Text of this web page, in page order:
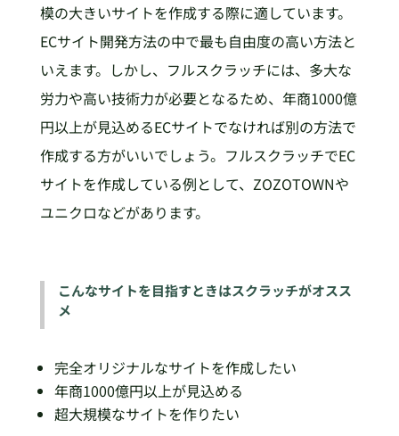
模の大きいサイトを作成する際に適しています。
ECサイト開発方法の中で最も自由度の高い方法と
いえます。しかし、フルスクラッチには、多大な
労力や高い技術力が必要となるため、年商1000億
円以上が見込めるECサイトでなければ別の方法で
作成する方がいいでしょう。フルスクラッチでEC
サイトを作成している例として、ZOZOTOWNや
ユニクロなどがあります。
こんなサイトを目指すときはスクラッチがオスス
メ
完全オリジナルなサイトを作成したい
年商1000億円以上が見込める
超大規模なサイトを作りたい